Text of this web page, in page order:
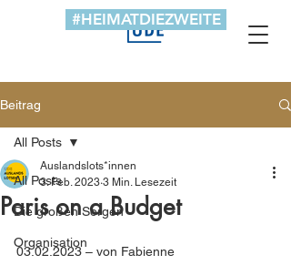
#HEIMATDIEZWEITE
Beitrag
All Posts
Die großen Sorgen
Organisation
All Posts
Paris on a Budget
Auslandslots*innen
3. Feb. 2023 3 Min. Lesezeit
03.02.2023 – von Fabienne